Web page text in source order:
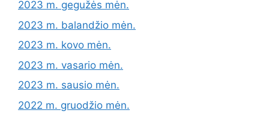
2023 m. gegužės mėn.
2023 m. balandžio mėn.
2023 m. kovo mėn.
2023 m. vasario mėn.
2023 m. sausio mėn.
2022 m. gruodžio mėn.